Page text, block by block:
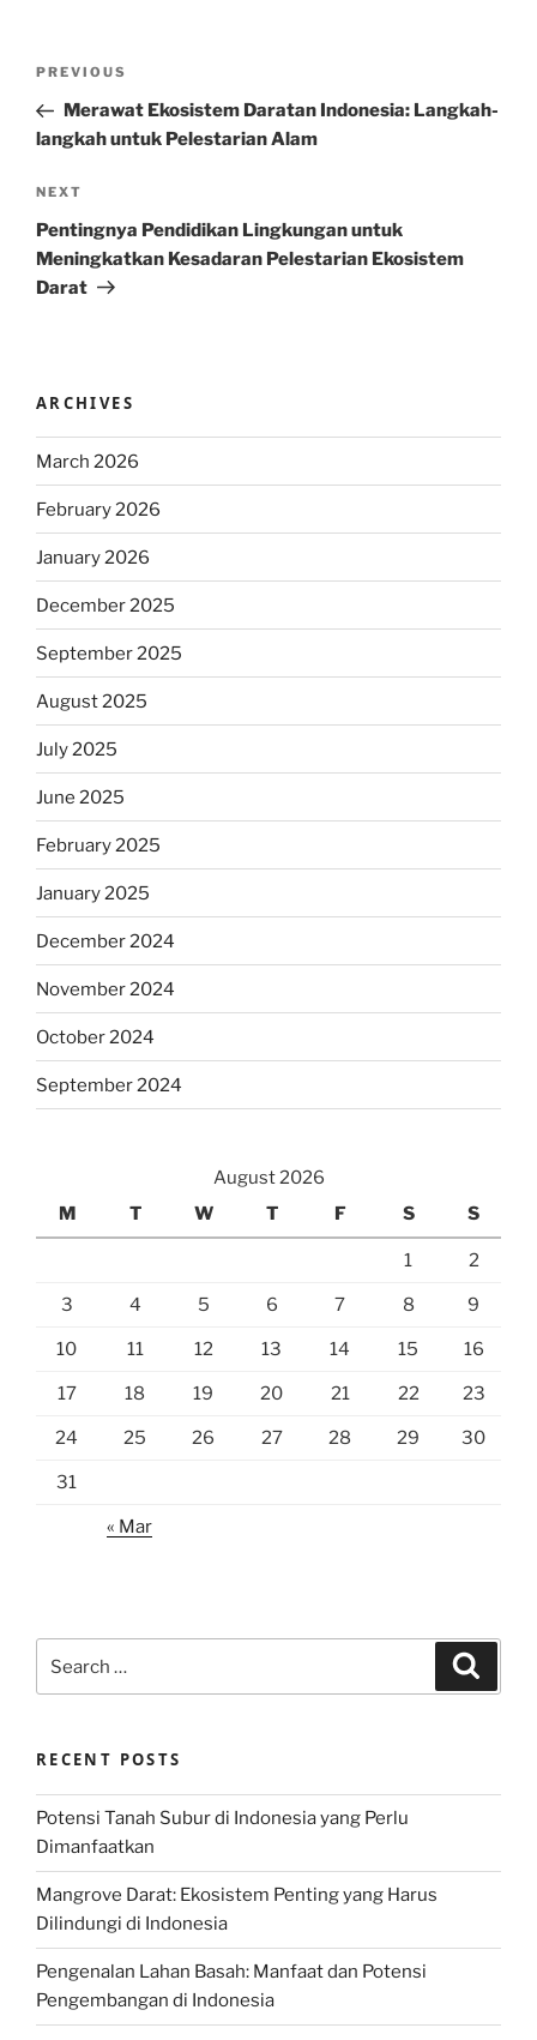
Previous
Post
PREVIOUS
Merawat Ekosistem Daratan Indonesia: Langkah-
langkah untuk Pelestarian Alam
Next
Post
NEXT
Pentingnya Pendidikan Lingkungan untuk
Meningkatkan Kesadaran Pelestarian Ekosistem
Darat
ARCHIVES
March 2026
February 2026
January 2026
December 2025
September 2025
August 2025
July 2025
June 2025
February 2025
January 2025
December 2024
November 2024
October 2024
September 2024
August 2026
M
T W T F S S
1 2
3 4 5 6 7 8 9
10 11 12 13 14 15 16
17 18 19 20 21 22 23
24 25 26 27 28 29 30
31
« Mar
for:
RECENT POSTS
Potensi Tanah Subur di Indonesia yang Perlu
Dimanfaatkan
Mangrove Darat: Ekosistem Penting yang Harus
Dilindungi di Indonesia
Pengenalan Lahan Basah: Manfaat dan Potensi
Pengembangan di Indonesia